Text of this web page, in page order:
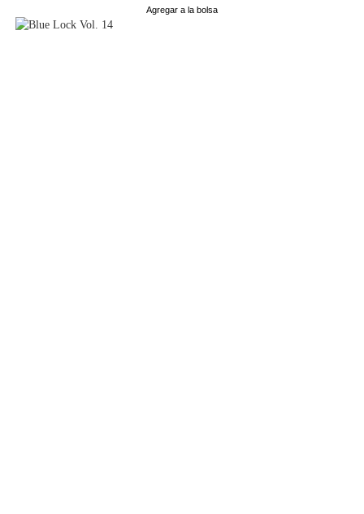
Agregar a la bolsa